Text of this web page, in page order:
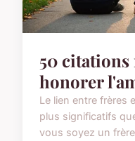
50
honorer
Le lien entre frères
plus significatifs
vous soyez un